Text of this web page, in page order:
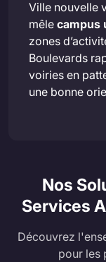
Ville nouvelle
mêle campus
zones
Boulevards
voiries en
une bonne
Nos
Services
Découvrez
pour les